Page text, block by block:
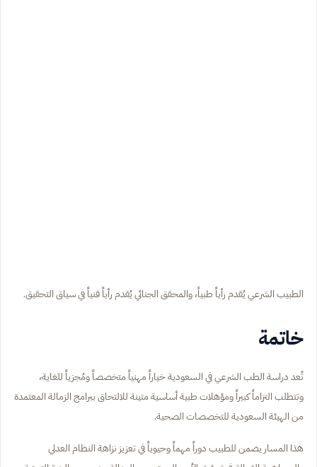
الطبيب الشرعي يُقدم رأياً طبياً، والمحقق الجنائي يُقدم رأياً فنياً في سياق التحقيق.
خاتمة
تُعد دراسة الطب الشرعي في السعودية خياراً مهنياً متخصصاً ومُجزياً للغاية،
وتتطلب التزاماً كبيراً ومؤهلات طبية أساسية متينة للالتحاق ببرامج الزمالة المعتمدة
من الهيئة السعودية للتخصصات الصحية.
هذا المسار يضمن للطبيب دوراً مهماً وحيوياً في تعزيز نزاهة النظام العدلي